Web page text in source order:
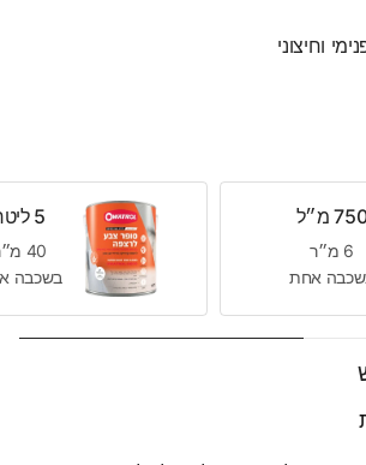
וחיצוני
מ״ל
6 מ״ר
אחת
5 ליטר
40 מ״ר
בשכבה